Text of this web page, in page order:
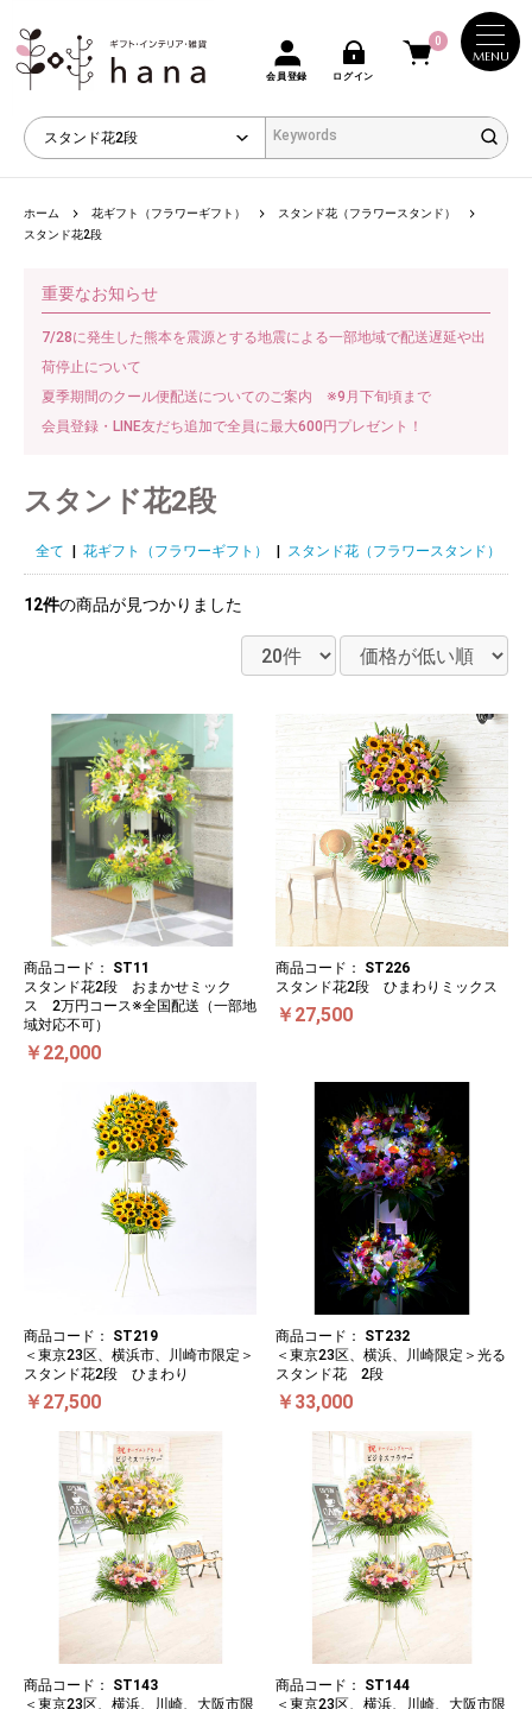
MENU
会員登録 ログイン
0
ホーム 花ギフト（フラワーギフト）
スタンド花（フラワースタンド）
スタンド花2段
重要なお知らせ
7/28に発生した熊本を震源とする地震による一部地域で配送遅延や出
荷停止について
夏季期間のクール便配送についてのご案内 ※9月下旬頃まで
会員登録・LINE友だち追加で全員に最大600円プレゼント！
スタンド花2段
全て 花ギフト（フラワーギフト） スタンド花（フラワースタンド）
12件の商品が見つかりました
商品コード： ST11
スタンド花2段 おまかせミック
ス 2万円コース※全国配送（一部地
域対応不可）
￥22,000
商品コード： ST226
スタンド花2段 ひまわりミックス
￥27,500
商品コード： ST219
＜東京23区、横浜市、川崎市限定＞
スタンド花2段 ひまわり
￥27,500
商品コード： ST232
＜東京23区、横浜、川崎限定＞光る
スタンド花 2段
￥33,000
商品コード： ST143
＜東京23区、横浜、川崎、大阪市限
商品コード： ST144
＜東京23区、横浜、川崎、大阪市限